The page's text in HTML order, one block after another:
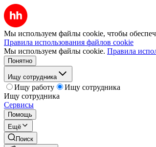
Мы используем файлы cookie, чтобы
Правила использования файлов cookie
Мы используем файлы cookie. Правила
Понятно
Ищу сотрудника
Ищу работу
Ищу сотрудника
Ищу сотрудника
Сервисы
Помощь
Ещё
Поиск